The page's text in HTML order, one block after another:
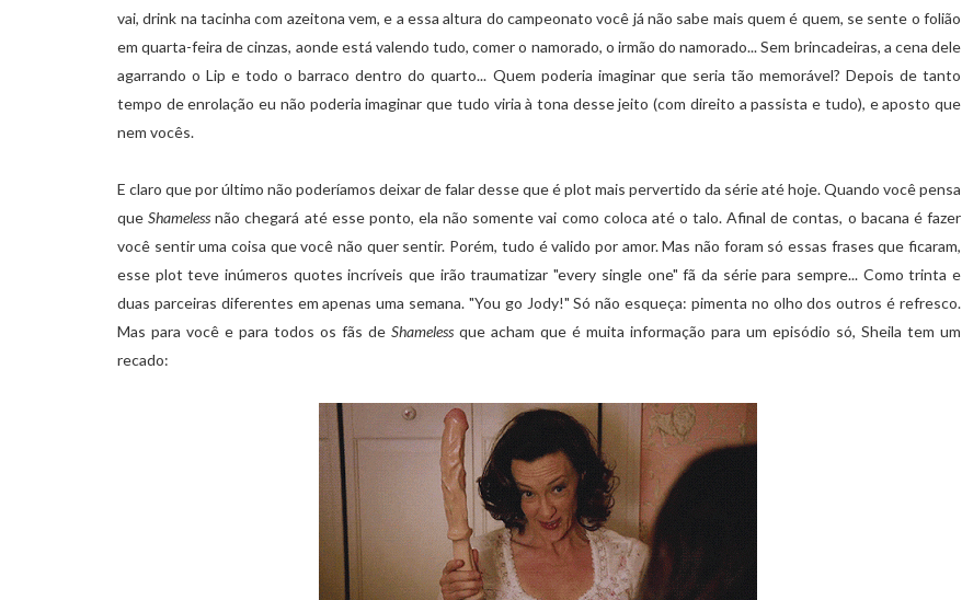
vai, drink na tacinha com azeitona vem, e a essa altura do campeonato você já não sabe mais quem é quem, se sente o folião
em quarta-feira de cinzas, aonde está valendo tudo, comer o namorado, o irmão do namorado... Sem brincadeiras, a cena dele
agarrando o Lip e todo o barraco dentro do quarto... Quem poderia imaginar que seria tão memorável? Depois de tanto
tempo de enrolação eu não poderia imaginar que tudo viria à tona desse jeito (com direito a passista e tudo), e aposto que
nem vocês.
E claro que por último não poderíamos deixar de falar desse que é plot mais pervertido da série até hoje. Quando você pensa
queShameless não chegará até esse ponto, ela não somente vai como coloca até o talo. Afinal de contas, o bacana é fazer
você sentir uma coisa que você não quer sentir. Porém, tudo é valido por amor. Mas não foram só essas frases que ficaram,
esse plot teve inúmeros quotes incríveis que irão traumatizar "every single one" fã da série para sempre... Como trinta e
duas parceiras diferentes em apenas uma semana. "You go Jody!" Só não esqueça: pimenta no olho dos outros é refresco.
Mas para você e para todos os fãs de Shameless que acham que é muita informação para um episódio só, Sheila tem um
recado: